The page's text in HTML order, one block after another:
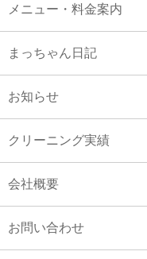
メニュー・料金案内
まっちゃん日記
お知らせ
クリーニング実績
会社概要
お問い合わせ